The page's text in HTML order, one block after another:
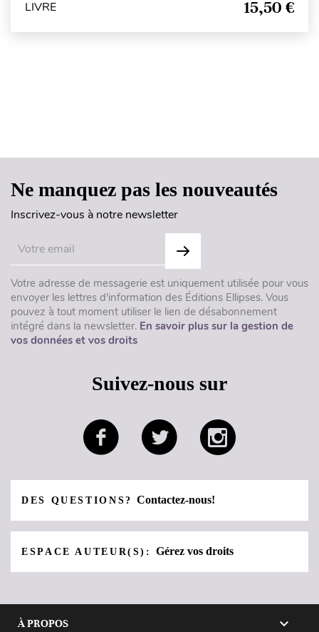
LIVRE 15,50 €
Ne manquez pas les nouveautés
Inscrivez-vous à notre newsletter
Votre adresse de messagerie est uniquement utilisée pour vous
envoyer les lettres d'information des Éditions Ellipses. Vous
pouvez à tout moment utiliser le lien de désabonnement
intégré dans la newsletter. En savoir plus sur la gestion de
vos données et vos droits
Suivez-nous sur
DES QUESTIONS?Contactez-nous!
ESPACE AUTEUR(S):Gérez vos droits
À PROPOS 